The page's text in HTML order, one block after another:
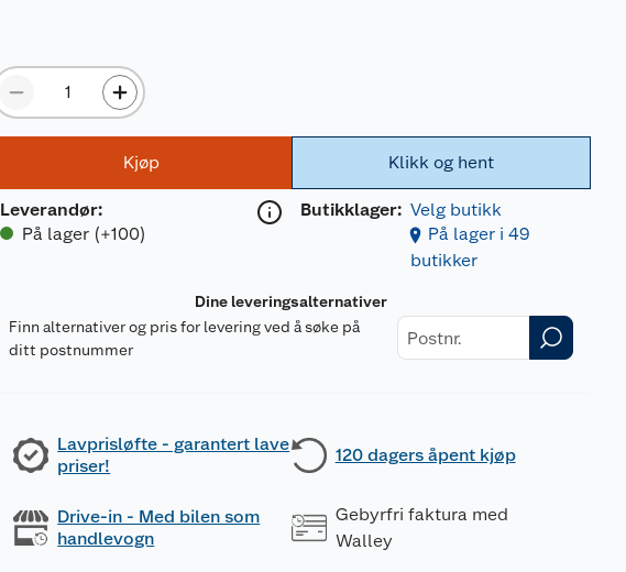
Kjøp
Leverandør:
På lager (+100)
Klikk og hent
Butikklager: Velg butikk
På lager i 49
butikker
Dine leveringsalternativer
Finn alternativer og pris for levering ved å søke på
ditt postnummer
Lavprisløfte - garantert lave
priser!
120 dagers åpent kjøp
Drive-in - Med bilen som
handlevogn
Gebyrfri faktura med
Walley